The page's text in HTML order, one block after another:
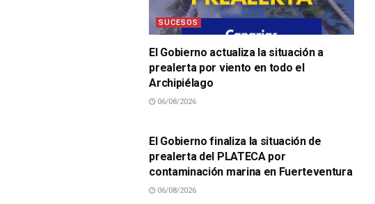
SUCESOS
El Gobierno actualiza la situación a
prealerta por viento en todo el
Archipiélago
06/08/2026
El Gobierno finaliza la situación de
prealerta del PLATECA por
contaminación marina en Fuerteventura
06/08/2026